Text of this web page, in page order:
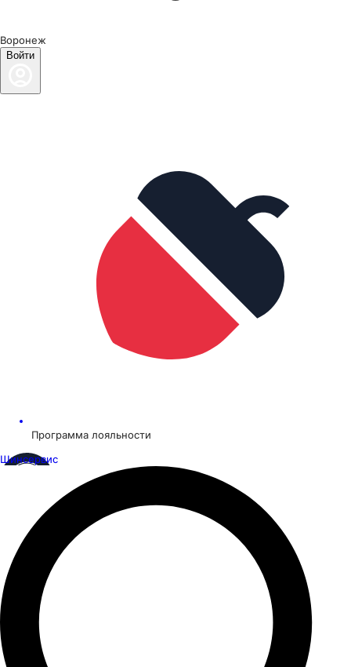
Воронеж
Войти
Программа лояльности
Шинсервис